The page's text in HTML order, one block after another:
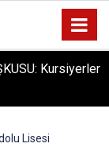
Kursiyerler
Lisesi